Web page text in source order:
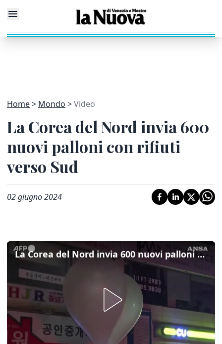
Home Mondo Video
La Corea del Nord invia 600
nuovi palloni con rifiuti
verso Sud
02 giugno 2024
La Corea del Nord invia 600 nuovi palloni con rifiuti verso Sud